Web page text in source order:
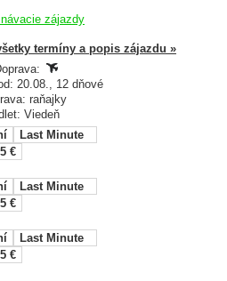
zájazdy
termíny a popis zájazdu »
20.08., 12 dňové
raňajky
Viedeň
Last Minute
€
Last Minute
€
Last Minute
€